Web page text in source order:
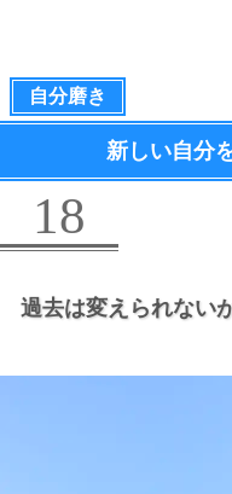
自分磨き
新しい自分
18
過去は変えられないが